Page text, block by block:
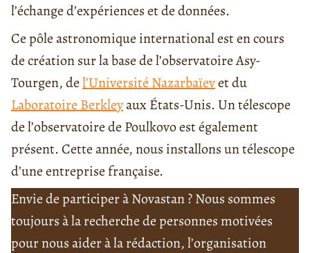
l’échange d’expériences et de données.
Ce pôle astronomique international est en cours
de création sur la base de l’observatoire Asy-
Tourgen, del’Université Nazarbaïevet du
Laboratoire Berkleyaux États-Unis. Un télescope
de l’observatoire de Poulkovo est également
présent. Cette année, nous installons un télescope
d’une entreprise française.
Envie de participer à Novastan ? Nous sommes
toujours à la recherche de personnes motivées
pour nous aider à la rédaction, l’organisation